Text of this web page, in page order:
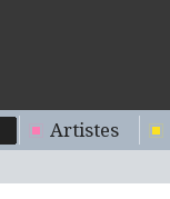
Artistes